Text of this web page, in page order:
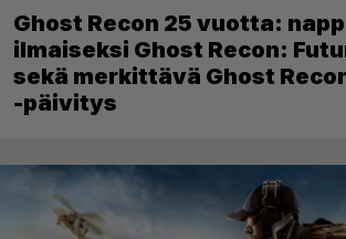
Ghost Recon 25 vuotta:
ilmaiseksi Ghost Recon:
sekä merkittävä Ghost
-päivitys